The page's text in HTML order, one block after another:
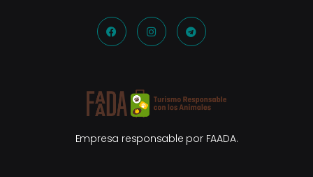
Empresa responsable por FAADA.